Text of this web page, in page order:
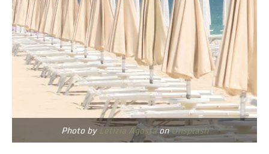
Photo byLetizia AgostaonUnsplash